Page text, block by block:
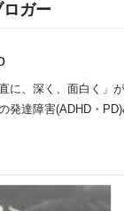
ロガー
直に、深く、面白く」
発達障害(ADHD・